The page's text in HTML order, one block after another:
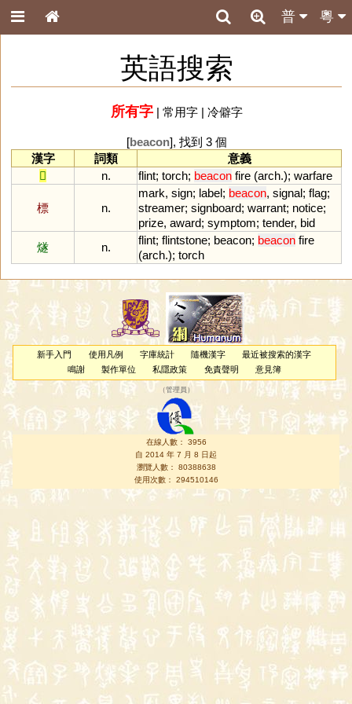
粵
普
英語搜索
所有字| 常用字| 冷僻字
[beacon], 找到 3 個
漢字
詞類
意義
𤎩
n. flint; torch; beacon fire (arch.); warfare
標 n.
mark, sign; label; beacon, signal; flag;
streamer; signboard; warrant; notice;
prize, award; symptom; tender, bid
燧
n.
flint; flintstone; beacon; beacon fire
(arch.); torch
新手入門 使用凡例 字庫統計 隨機漢字
最近被搜索的漢字
鳴謝
製作單位 私隱政策 免責聲明 意見簿
（管理員 ）
在線人數： 3956
自 2014 年 7 月 8 日起
瀏覽人數： 80388638
使用次數： 294510146